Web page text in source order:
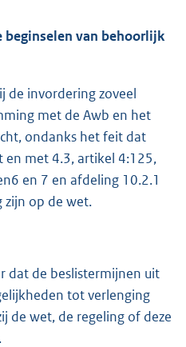
beginselen van behoorlijk
de invordering zoveel
met de Awb en het
ondanks het feit dat
met 4.3, artikel 4:125,
en 7 en afdeling 10.2.1
zijn op de wet.
dat de beslistermijnen uit
tot verlenging
de wet, de regeling of deze